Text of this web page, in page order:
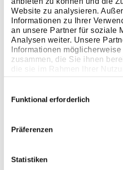
Website zu analysieren.
Informationen zu Ihrer
an unsere Partner für soziale
Analysen weiter. Unsere
Informationen
zusammen, die Sie ihnen
die sie im Rahmen Ihrer
gesammelt haben. Unsere
Funktional erforderlich
Präferenzen
Statistiken
Produktlinie
Produktbeschreibung
Mit Hickorystiel
Splitterfreie, bruch- und
Technische Eigenschaften